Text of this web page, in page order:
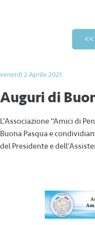
<<
venerdì 2 Aprile 2021
Auguri di
L’Associazione “Amici di
Buona Pasqua e
del Presidente e